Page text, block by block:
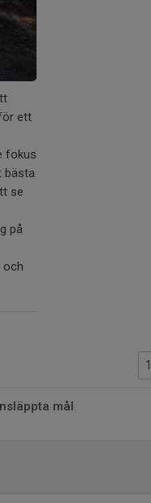
ett
fokus
bästa
se
på
och
mål